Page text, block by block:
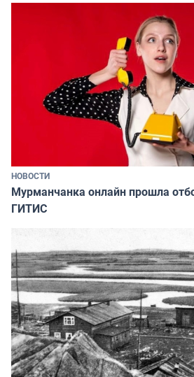
НОВОСТИ
Мурманчанка онлайн прошла
ГИТИС